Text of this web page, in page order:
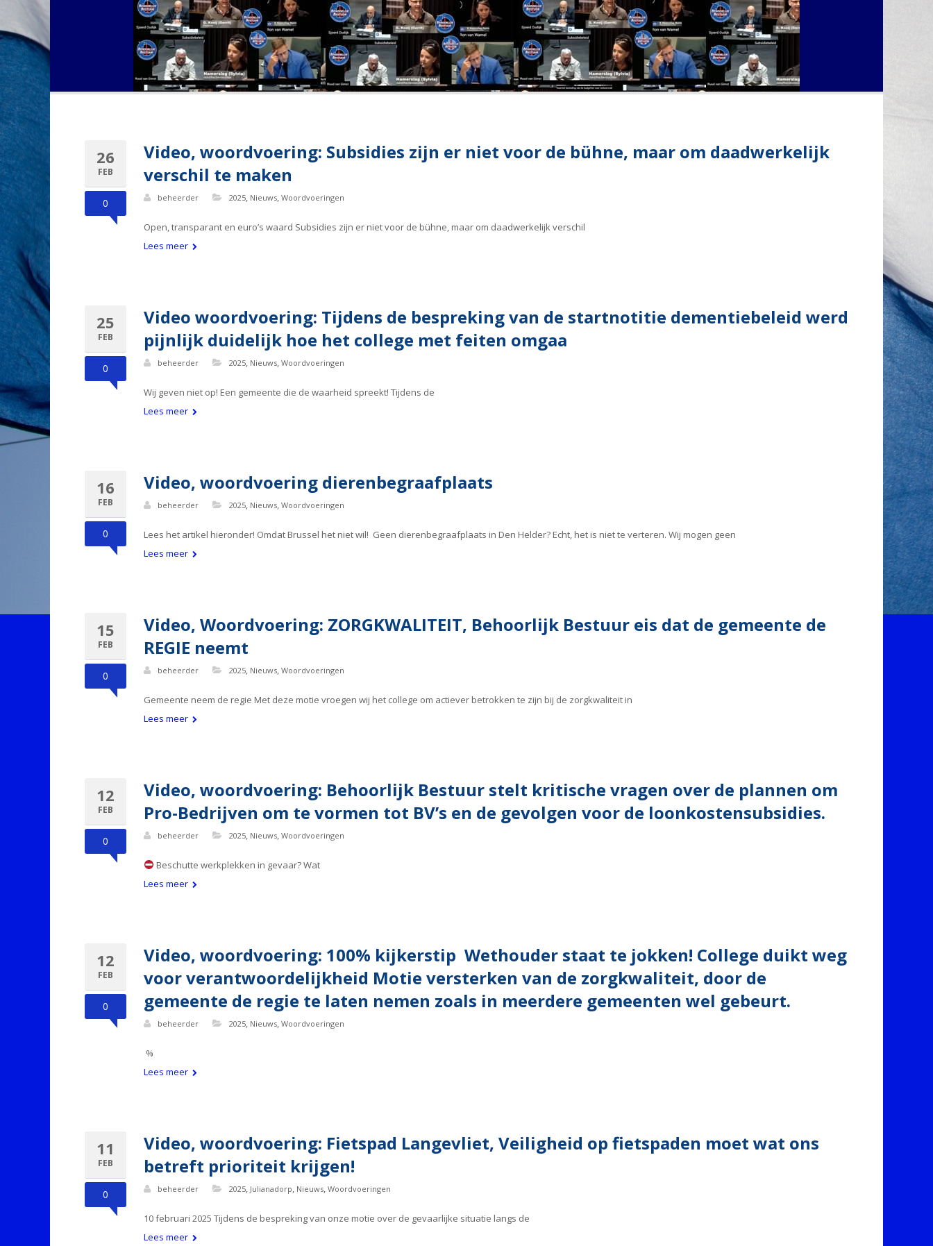
26
FEB
0
Video, woordvoering: Subsidies zijn er niet voor de bühne, maar om daadwerkelijk
verschil te maken
beheerder 2025, Nieuws, Woordvoeringen
Open, transparant en euro’s waard Subsidies zijn er niet voor de bühne, maar om daadwerkelijk verschil
Lees meer
25
FEB
0
Video woordvoering: Tijdens de bespreking van de startnotitie dementiebeleid werd
pijnlijk duidelijk hoe het college met feiten omgaa
beheerder 2025, Nieuws, Woordvoeringen
Wij geven niet op! Een gemeente die de waarheid spreekt! Tijdens de
Lees meer
16
FEB
0
Video, woordvoering dierenbegraafplaats
beheerder 2025, Nieuws, Woordvoeringen
Lees het artikel hieronder! Omdat Brussel het niet wil! Geen dierenbegraafplaats in Den Helder? Echt, het is niet te verteren. Wij mogen geen
Lees meer
15
FEB
0
Video, Woordvoering: ZORGKWALITEIT, Behoorlijk Bestuur eis dat de gemeente de
REGIE neemt
beheerder 2025, Nieuws, Woordvoeringen
Gemeente neem de regie Met deze motie vroegen wij het college om actiever betrokken te zijn bij de zorgkwaliteit in
Lees meer
12
FEB
0
Video, woordvoering: Behoorlijk Bestuur stelt kritische vragen over de plannen om
Pro-Bedrijven om te vormen tot BV’s en de gevolgen voor de loonkostensubsidies.
beheerder 2025, Nieuws, Woordvoeringen
Beschutte werkplekken in gevaar? Wat
Lees meer
12
FEB
0
Video, woordvoering: 100% kijkerstip Wethouder staat te jokken! College duikt weg
voor verantwoordelijkheid Motie versterken van de zorgkwaliteit, door de
gemeente de regie te laten nemen zoals in meerdere gemeenten wel gebeurt.
beheerder 2025, Nieuws, Woordvoeringen
%
Lees meer
11
FEB
0
Video, woordvoering: Fietspad Langevliet, Veiligheid op fietspaden moet wat ons
betreft prioriteit krijgen!
beheerder 2025, Julianadorp, Nieuws, Woordvoeringen
10 februari 2025 Tijdens de bespreking van onze motie over de gevaarlijke situatie langs de
Lees meer